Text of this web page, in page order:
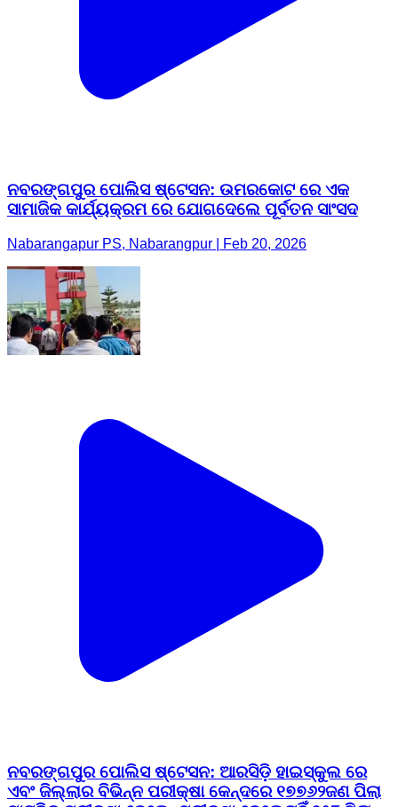
ନବରଙ୍ଗପୁର ପୋଲିସ ଷ୍ଟେସନ: ଉମରକୋଟ ରେ ଏକ
ସାମାଜିକ କାର୍ଯ୍ୟକ୍ରମ ରେ ଯୋଗଦେଲେ ପୂର୍ବତନ ସାଂସଦ
Nabarangapur PS, Nabarangpur | Feb 20, 2026
ନବରଙ୍ଗପୁର ପୋଲିସ ଷ୍ଟେସନ: ଆରସିଡ଼ି ହାଇସ୍କୁଲ ରେ
ଏବଂ ଜିଲ୍ଲାର ବିଭିନ୍ନ ପରୀକ୍ଷା କେନ୍ଦରେ ୧୭୭୬୨ଜଣ ପିଲା